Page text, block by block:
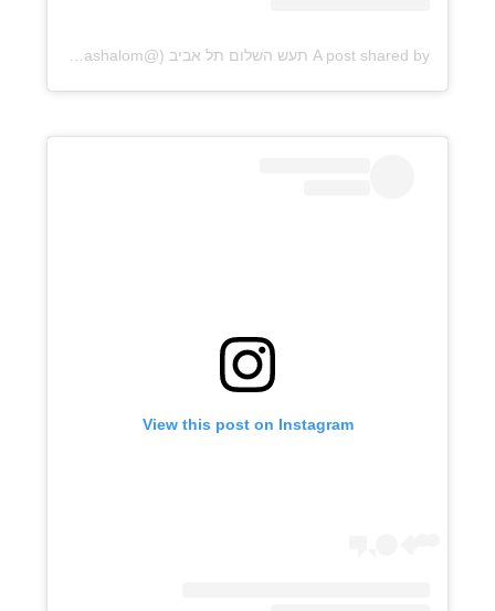
A post shared by תעש השלום תל אביב (@taashashalom)
View this post on Instagram